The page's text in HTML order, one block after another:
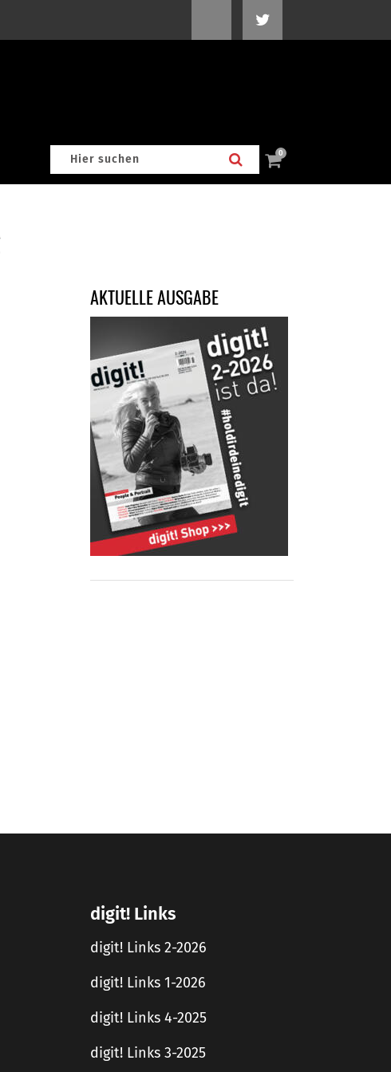
0
AKTUELLE AUSGABE
digit! Links
digit! Links 2-2026
digit! Links 1-2026
digit! Links 4-2025
digit! Links 3-2025